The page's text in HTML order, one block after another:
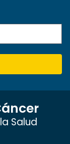
Salud